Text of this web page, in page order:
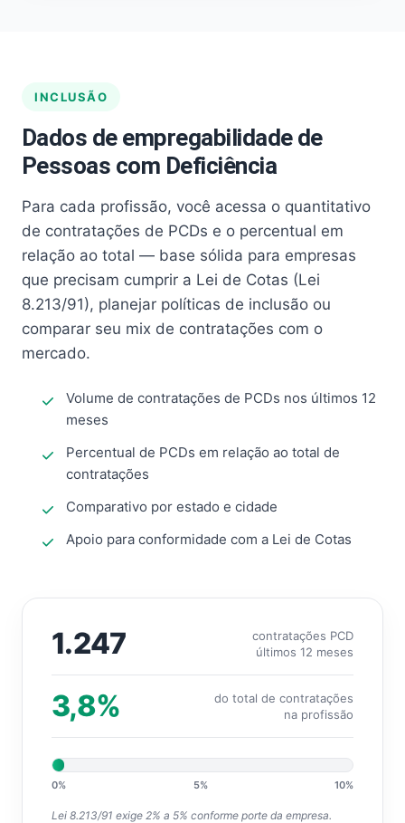
INCLUSÃO
Dados de empregabilidade de
Pessoas com Deficiência
Para cada profissão, você acessa o quantitativo
de contratações de PCDs e o percentual em
relação ao total — base sólida para empresas
que precisam cumprir a Lei de Cotas (Lei
8.213/91), planejar políticas de inclusão ou
comparar seu mix de contratações com o
mercado.
Volume de contratações de PCDs nos últimos 12
meses
Percentual de PCDs em relação ao total de
contratações
Comparativo por estado e cidade
Apoio para conformidade com a Lei de Cotas
1.247
contratações PCD
últimos 12 meses
3,8%
do total de contratações
na profissão
0% 5% 10%
Lei 8.213/91 exige 2% a 5% conforme porte da empresa.